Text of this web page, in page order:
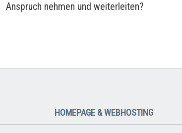
Anspruch nehmen und weiterleiten?
HOMEPAGE & WEBHOSTING